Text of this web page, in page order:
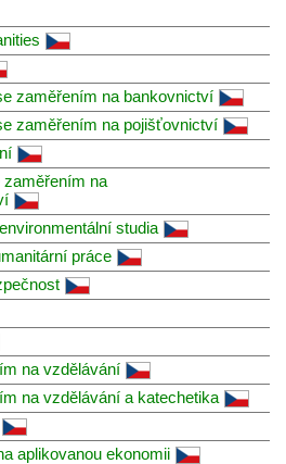
zaměřením na bankovnictví
zaměřením na pojišťovnictví
zaměřením na
studia
práce
na vzdělávání
na vzdělávání a katechetika
aplikovanou ekonomii